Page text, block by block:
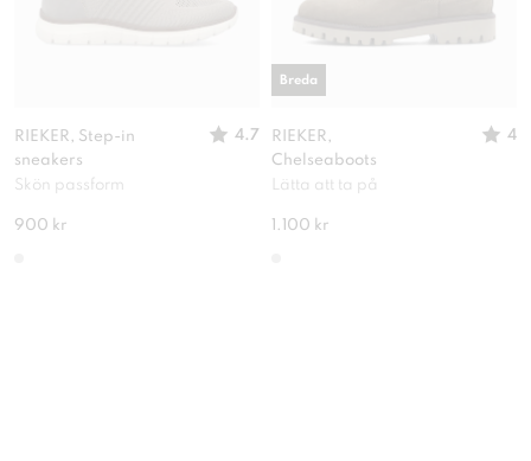
RIEKER, Step-in
sneakers
4.7
Skön passform
900 kr
RIEKER,
Chelseaboots
4
Lätta att ta på
1.100 kr
Breda